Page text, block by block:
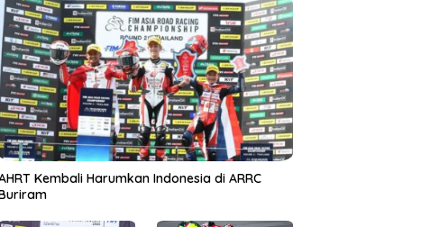
Kembali Harumkan Indonesia di ARRC